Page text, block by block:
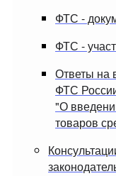
ФТС -
ФТС -
Ответы на
ФТС
"О
товаров